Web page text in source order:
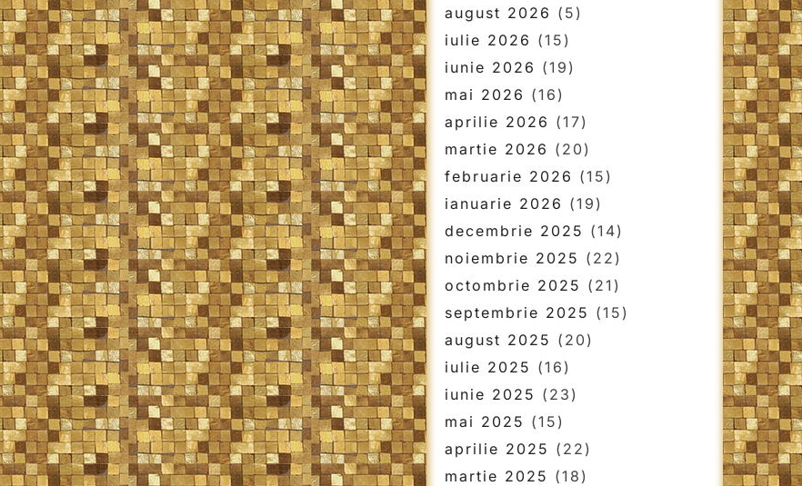
august 2026 (5)
iulie 2026 (15)
iunie 2026 (19)
mai 2026 (16)
aprilie 2026 (17)
martie 2026 (20)
februarie 2026 (15)
ianuarie 2026 (19)
decembrie 2025 (14)
noiembrie 2025 (22)
octombrie 2025 (21)
septembrie 2025 (15)
august 2025 (20)
iulie 2025 (16)
iunie 2025 (23)
mai 2025 (15)
aprilie 2025 (22)
martie 2025 (18)